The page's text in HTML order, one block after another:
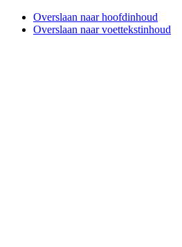
Overslaan naar hoofdinhoud
Overslaan naar voettekstinhoud